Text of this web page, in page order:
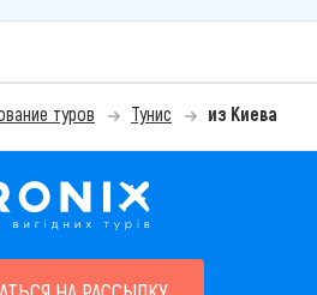
туров Тунис из Киева